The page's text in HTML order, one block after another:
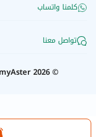
كلمنا واتساب
تواصل معنا
©
2026
myAster.